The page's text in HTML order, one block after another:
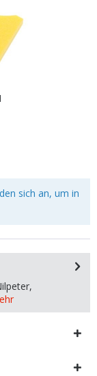
sich an, um in